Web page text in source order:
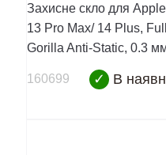
Захисне скло для
13 Pro Max/ 14 Plus,
Gorilla Anti-Static, 0.3
160699 ✓ В